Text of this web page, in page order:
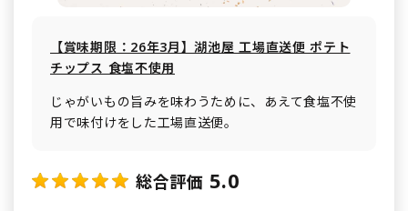
【賞味期限：26年3月】湖池屋 工場直送便 ポテト
チップス 食塩不使用
じゃがいもの旨みを味わうために、あえて食塩不使
用で味付けをした工場直送便。
総合評価 5.0